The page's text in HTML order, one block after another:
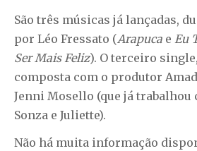
São três músicas já lançadas,
por Léo Fressato (Arapuca e Eu
Ser Mais Feliz). O terceiro single,
composta com o produtor
Jenni Mosello (que já trabalhou
Sonza e Juliette).
Não há muita informação